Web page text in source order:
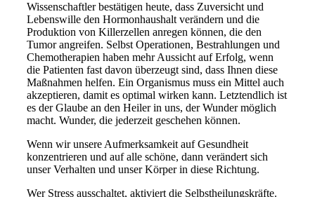
Wissenschaftler bestätigen heute, dass Zuversicht und
Lebenswille den Hormonhaushalt verändern und die
Produktion von Killerzellen anregen können, die den
Tumor angreifen. Selbst Operationen, Bestrahlungen und
Chemotherapien haben mehr Aussicht auf Erfolg, wenn
die Patienten fast davon überzeugt sind, dass Ihnen diese
Maßnahmen helfen. Ein Organismus muss ein Mittel auch
akzeptieren, damit es optimal wirken kann. Letztendlich ist
es der Glaube an den Heiler in uns, der Wunder möglich
macht. Wunder, die jederzeit geschehen können.
Wenn wir unsere Aufmerksamkeit auf Gesundheit
konzentrieren und auf alle schöne, dann verändert sich
unser Verhalten und unser Körper in diese Richtung.
Wer Stress ausschaltet, aktiviert die Selbstheilungskräfte.